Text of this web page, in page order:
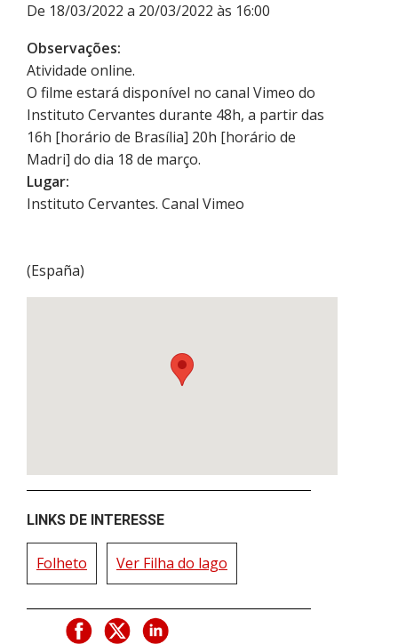
De 18/03/2022 a 20/03/2022 às 16:00
Observações:
Atividade online.
O filme estará disponível no canal Vimeo do
Instituto Cervantes durante 48h, a partir das
16h [horário de Brasília] 20h [horário de
Madri] do dia 18 de março.
Lugar:
Instituto Cervantes. Canal Vimeo
(España)
LINKS DE INTERESSE
Folheto Ver Filha do lago